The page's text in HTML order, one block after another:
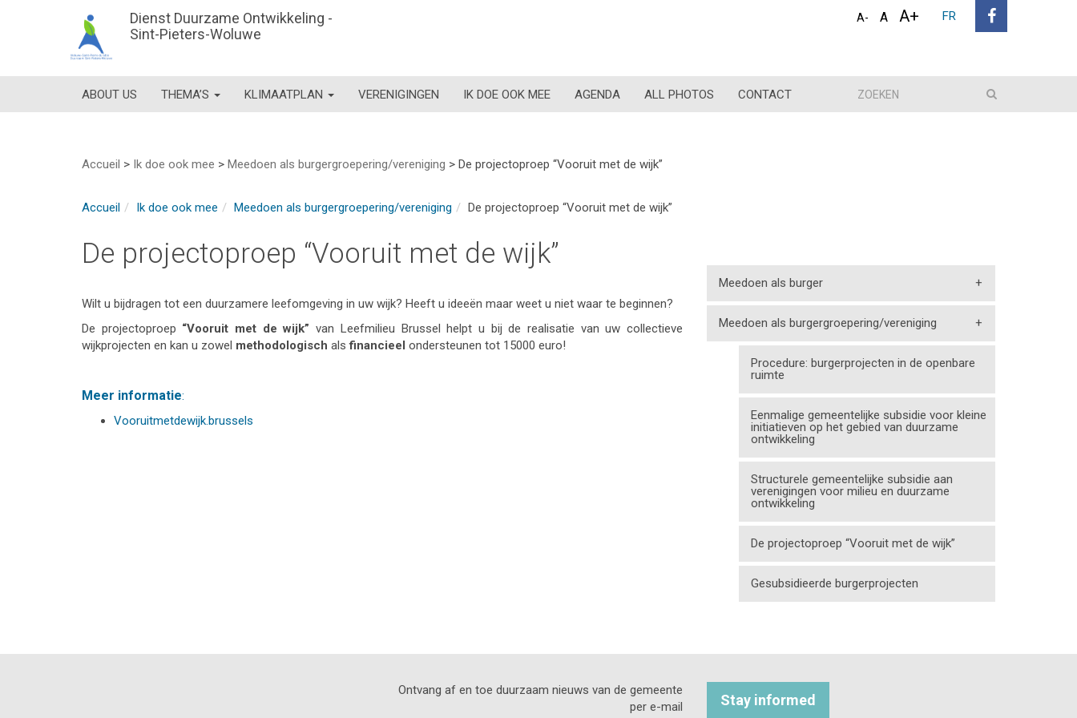
Dienst Duurzame Ontwikkeling -
Sint-Pieters-Woluwe
A- A A+ FR
ABOUT US THEMA’S KLIMAATPLAN VERENIGINGEN IK DOE OOK MEE AGENDA ALL PHOTOS CONTACT
Accueil > Ik doe ook mee > Meedoen als burgergroepering/vereniging > De projectoproep “Vooruit met de wijk”
Accueil Ik doe ook mee Meedoen als burgergroepering/vereniging De projectoproep “Vooruit met de wijk”
De projectoproep “Vooruit met de wijk”
Wilt u bijdragen tot een duurzamere leefomgeving in uw wijk? Heeft u ideeën maar weet u niet waar te beginnen?
De projectoproep “Vooruit met de wijk”van Leefmilieu Brussel helpt u bij de realisatie van uw collectieve
wijkprojecten en kan u zowel methodologisch alsfinancieel ondersteunen tot 15000 euro!
Meer informatie:
Vooruitmetdewijk.brussels
Meedoen als burger +
Meedoen als burgergroepering/vereniging +
Procedure: burgerprojecten in de openbare
ruimte
Eenmalige gemeentelijke subsidie voor kleine
initiatieven op het gebied van duurzame
ontwikkeling
Structurele gemeentelijke subsidie aan
verenigingen voor milieu en duurzame
ontwikkeling
De projectoproep “Vooruit met de wijk”
Gesubsidieerde burgerprojecten
Ontvang af en toe duurzaam nieuws van de gemeente
per e-mail
Stay informed